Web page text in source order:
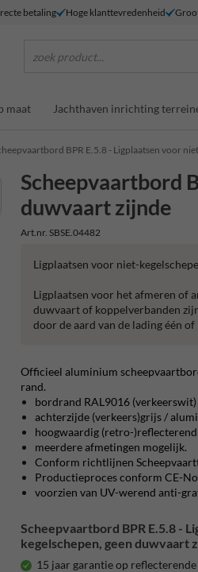
betaling Hoge klanttevredenheid
zoek product...
maat Jachthaven inrichting
BPR E.5.8 - Ligplaatsen voor
Scheepvaartbord
duwvaart zijnde
Art.nr. SBSE.04482
Ligplaatsen voor niet-
Ligplaatsen voor het afmeren of
duwvaart of koppelverbanden
door de aard van de lading één
Officieel aluminium
rand.
bordrand RAL9016 (verkeerswit)
achterzijde (verkeers)grijs /
hoogwaardig (retro-)reflecterend
meerdere afmetingen mogelijk.
Conform richtlijnen
Productieproces conform CE-
voorzien van UV-werend anti-
Scheepvaartbord BPR E.5.8 -
kegelschepen, geen duwvaart
15 jaar garantie op